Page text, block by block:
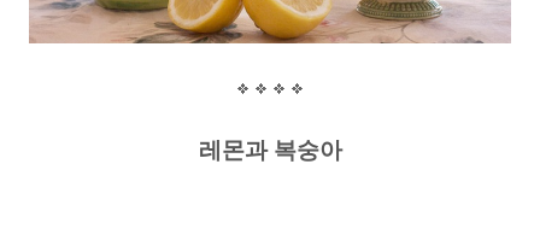
레몬과 복숭아